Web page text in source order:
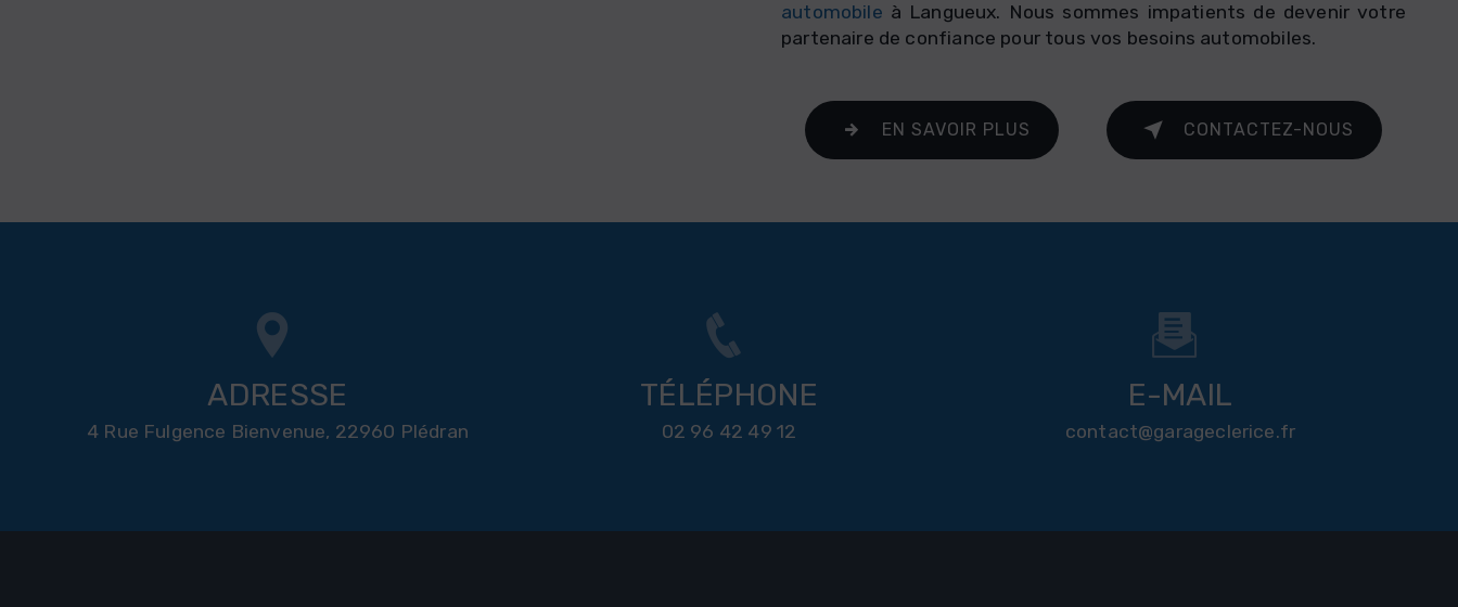
automobile à Langueux. Nous sommes impatients de devenir votre
partenaire de confiance pour tous vos besoins automobiles.
EN SAVOIR PLUS CONTACTEZ-NOUS
ADRESSE
4 Rue Fulgence Bienvenue, 22960 Plédran
TÉLÉPHONE
02 96 42 49 12
E-MAIL
contact@garageclerice.fr